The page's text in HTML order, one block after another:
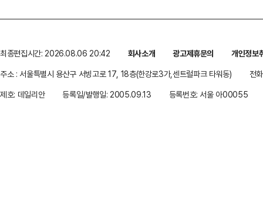
최종편집시간: 2026.08.06 20:42 회사소개 광고제휴문의
개인정보
주소 : 서울특별시 용산구 서빙고로 17, 18층(한강로3가,센트럴파크 타워동)
전
제호: 데일리안
등록일/발행일: 2005.09.13 등록번호: 서울 아00055